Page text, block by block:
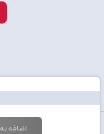
اضافه
استفاده از محصولات